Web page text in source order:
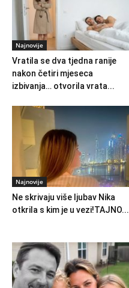
Najnovije
Vratila se dva tjedna ranije
nakon četiri mjeseca
izbivanja… otvorila vrata...
Najnovije
Ne skrivaju više ljubav Nika
otkrila s kim je u vezi!TAJNO...